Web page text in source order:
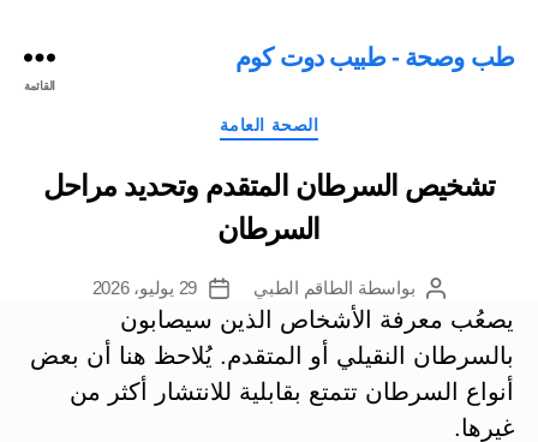
طب وصحة - طبيب دوت كوم
القائمة
التصنيفات
الصحة العامة
تشخيص السرطان المتقدم وتحديد مراحل
السرطان
كاتب
المقالة
بواسطة الطاقم الطبي
تاريخ
المقالة
29 يوليو، 2026
يصعُب معرفة الأشخاص الذين سيصابون
بالسرطان النقيلي أو المتقدم. يُلاحظ هنا أن بعض
أنواع السرطان تتمتع بقابلية للانتشار أكثر من
غيرها.